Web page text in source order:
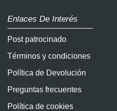
Enlaces De Interés
Post patrocinado
Términos y condiciones
Política de Devolución
Preguntas frecuentes
Política de cookies